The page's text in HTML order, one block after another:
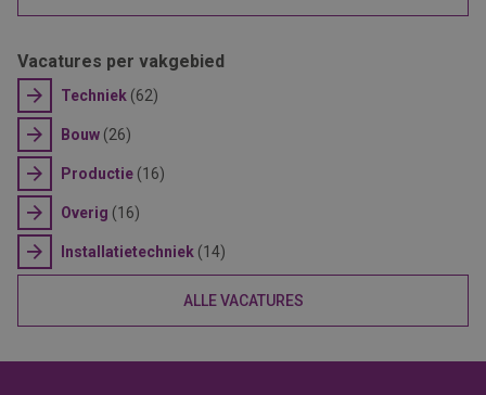
Vacatures per vakgebied
Techniek (62)
Bouw (26)
Productie (16)
Overig (16)
Installatietechniek (14)
ALLE VACATURES